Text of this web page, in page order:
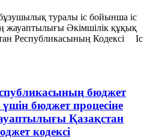
туралы iс бойынша iс
жауаптылығы Әкімшілік құқық
Республикасының Кодексі Iс
бюджет
бюджет процесіне
Қазақстан
кодексі